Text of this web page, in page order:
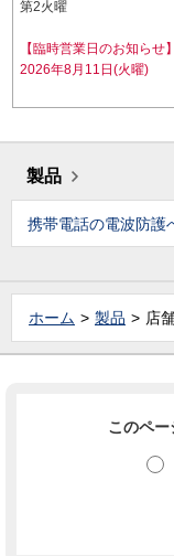
第2火曜
【臨時営業日のお知らせ】
2026年8月11日(火曜)
製品
携帯電話の電波防護
ホーム 製品 店
このペー